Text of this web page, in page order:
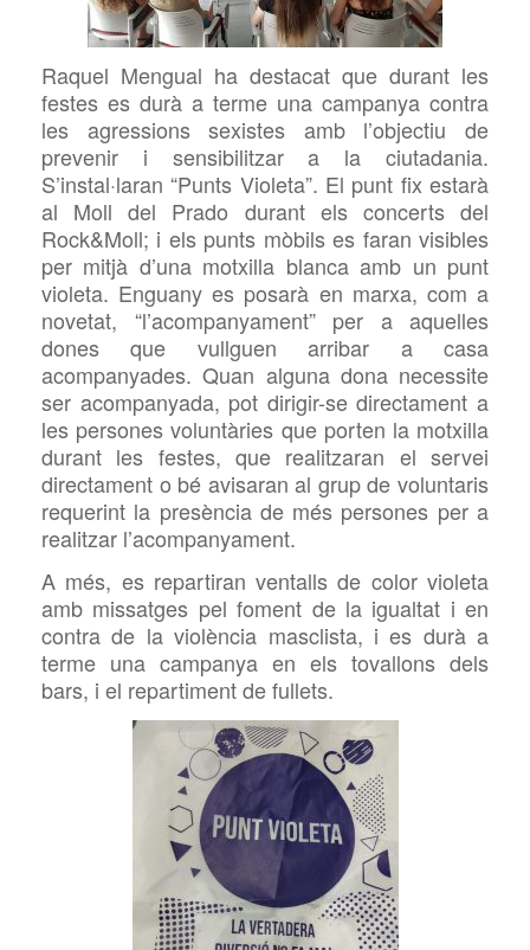
Raquel Mengual ha destacat que durant les
festes es durà a terme una campanya contra
les agressions sexistes amb l’objectiu de
prevenir i sensibilitzar a la ciutadania.
S’instal·laran “Punts Violeta”. El punt fix estarà
al Moll del Prado durant els concerts del
Rock&Moll; i els punts mòbils es faran visibles
per mitjà d’una motxilla blanca amb un punt
violeta. Enguany es posarà en marxa, com a
novetat, “l’acompanyament” per a aquelles
dones que vullguen arribar a casa
acompanyades. Quan alguna dona necessite
ser acompanyada, pot dirigir-sedirectament a
les persones voluntàries que porten la motxilla
durant les festes, que realitzaran el servei
directament o bé avisaran al grup de voluntaris
requerint la presència de més persones per a
realitzar l’acompanyament.
A més, es repartiran ventalls de color violeta
amb missatges pel foment de la igualtat i en
contra de la violència masclista, i es durà a
terme una campanya en els tovallons dels
bars, i el repartiment de fullets.